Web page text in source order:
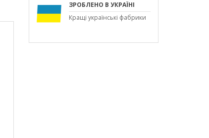
ЗРОБЛЕНО В УКРАЇНІ
Кращі українські фабрики